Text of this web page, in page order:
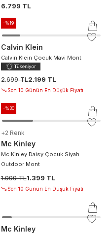
6.799 TL
-%19
Calvin Klein
Calvin Klein Çocuk Mavi Mont
2.699 TL2.199 TL
Son 10 Günün En Düşük Fiyatı
-%30
+2 Renk
Mc Kinley
Mc Kinley Daisy Çocuk Siyah
Outdoor Mont
1.999 TL1.399 TL
Son 10 Günün En Düşük Fiyatı
Mc Kinley